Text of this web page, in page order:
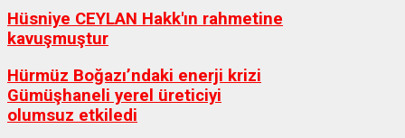
Hüsniye CEYLAN Hakk'ın rahmetine
kavuşmuştur
Hürmüz Boğazı’ndaki enerji krizi
Gümüşhaneli yerel üreticiyi
olumsuz etkiledi